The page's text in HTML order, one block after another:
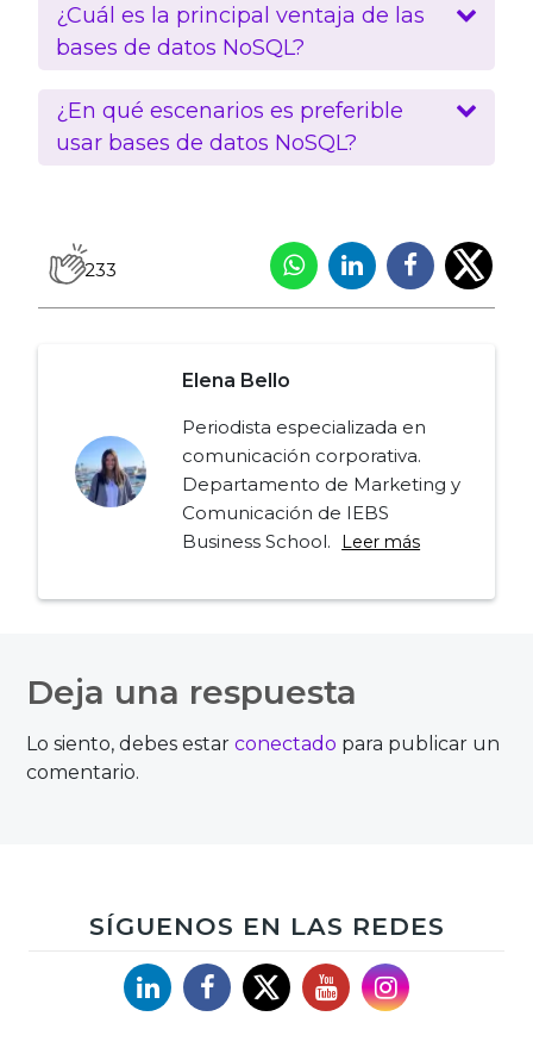
¿Cuál es la principal ventaja de las
bases de datos NoSQL?
¿En qué escenarios es preferible
usar bases de datos NoSQL?
233
Elena Bello
Periodista especializada en
comunicación corporativa.
Departamento de Marketing y
Comunicación de IEBS
Business School.
Leer más
de
entradas
Deja una respuesta
Lo siento, debes estarconectado para publicar un
comentario.
SÍGUENOS EN LAS REDES
LinkedinFacebook
X YouTubeInstagram